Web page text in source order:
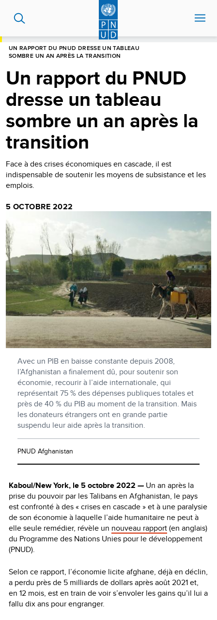
contenu
principal
UN RAPPORT DU PNUD DRESSE UN TABLEAU
SOMBRE UN AN APRÈS LA TRANSITION
Un rapport du PNUD
dresse un tableau
sombre un an après la
transition
Face à des crises économiques en cascade, il est
indispensable de soutenir les moyens de subsistance et les
emplois.
5 OCTOBRE 2022
Avec un PIB en baisse constante depuis 2008,
l’Afghanistan a finalement dû, pour soutenir son
économie, recourir à l’aide internationale, qui
représentait 75 % des dépenses publiques totales et
près de 40 % du PIB au moment de la transition. Mais
les donateurs étrangers ont en grande partie
suspendu leur aide après la transition.
PNUD Afghanistan
Kaboul/New York, le 5 octobre 2022 — Un an après la
prise du pouvoir par les Talibans en Afghanistan, le pays
est confronté à des « crises en cascade » et à une paralysie
de son économie à laquelle l’aide humanitaire ne peut à
elle seule remédier, révèle un nouveau rapport(en anglais)
du Programme des Nations Unies pour le développement
(PNUD).
Selon ce rapport, l’économie licite afghane, déjà en déclin,
a perdu près de 5 milliards de dollars après août 2021 et,
en 12 mois, est en train de voir s’envoler les gains qu’il lui a
fallu dix ans pour engranger.